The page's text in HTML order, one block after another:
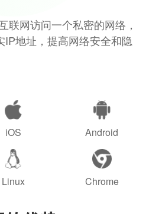
联网访问一个私密的网络，
地址，提高网络安全和隐
iOS Android
Linux Chrome